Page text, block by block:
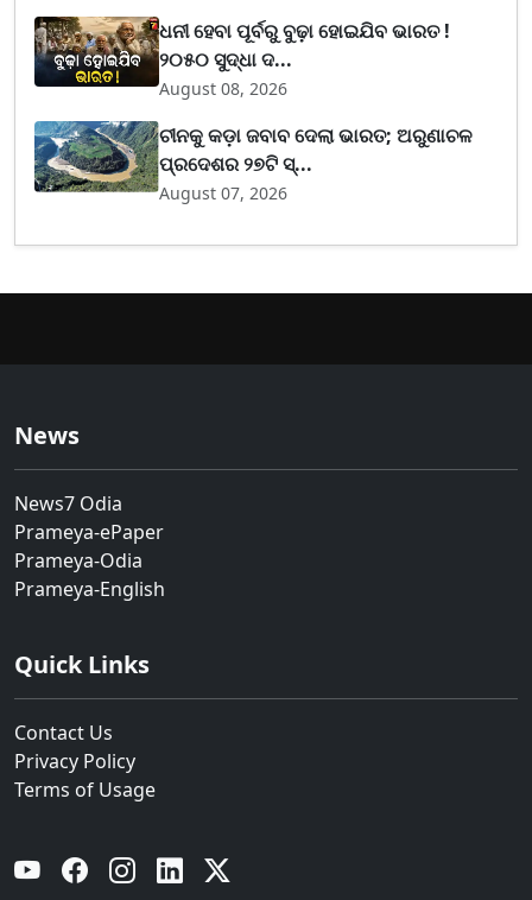
ଧନୀ ହେବା ପୂର୍ବରୁ ବୁଢ଼ା ହୋଇଯିବ ଭାରତ !
୨୦୫୦ ସୁଦ୍ଧା ଦ...
August 08, 2026
ଚୀନକୁ କଡ଼ା ଜବାବ ଦେଲା ଭାରତ; ଅରୁଣାଚଳ
ପ୍ରଦେଶର ୨୭ଟି ସ୍...
August 07, 2026
News
News7 Odia
Prameya-ePaper
Prameya-Odia
Prameya-English
Quick Links
Contact Us
Privacy Policy
Terms of Usage
YouTube Facebook Instagram Linkedin